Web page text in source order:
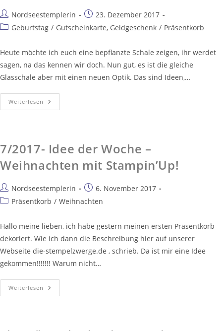
Nordseestemplerin
23. Dezember 2017
Geburtstag / Gutscheinkarte, Geldgeschenk / Präsentkorb
Heute möchte ich euch eine bepflanzte Schale zeigen, ihr werdet
sagen, na das kennen wir doch. Nun gut, es ist die gleiche
Glasschale aber mit einen neuen Optik. Das sind Ideen,…
Weiterlesen
7/2017- Idee der Woche –
Weihnachten mit Stampin’Up!
Nordseestemplerin
6. November 2017
Präsentkorb / Weihnachten
Hallo meine lieben, ich habe gestern meinen ersten Präsentkorb
dekoriert. Wie ich dann die Beschreibung hier auf unserer
Webseite die-stempelzwerge.de , schrieb. Da ist mir eine Idee
gekommen!!!!!!! Warum nicht…
Weiterlesen